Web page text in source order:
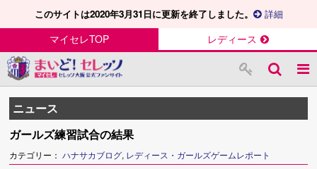
このサイトは2020年3月31日に更新を終了しました。 詳細
マイセレTOP レディース
ニュース
ガールズ練習試合の結果
カテゴリー：ハナサカブログ, レディース・ガールズゲームレポート